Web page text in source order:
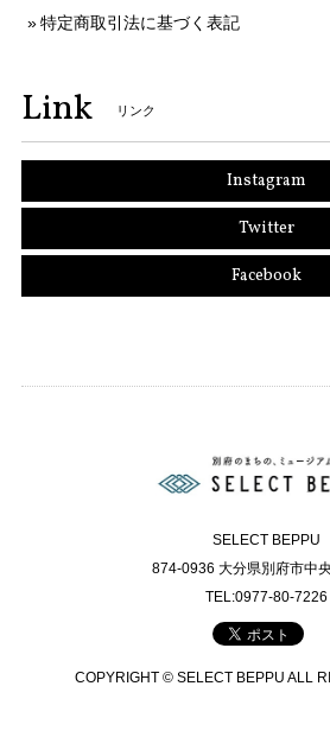
特定商取引法に基づく表記
Link リンク
Instagram
Twitter
Facebook
SELECT BEPPU
874-0936 大分県別府市中
TEL:0977-80-7226
COPYRIGHT © SELECT BEPPU ALL